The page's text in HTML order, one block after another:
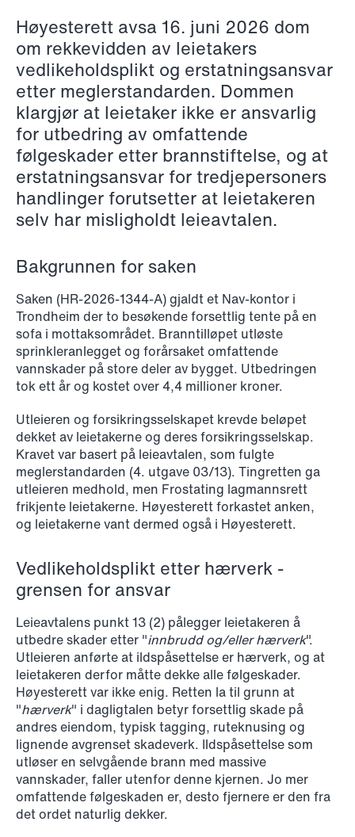
Copenhagen
Read more
NEWS
Schjødt Nordic Competition Outlook
Read more
NEWS
Privacy Corner
Read more
Høyesterett avsa 16. juni 2026 dom
om rekkevidden av leietakers
vedlikeholdsplikt og erstatningsansvar
etter meglerstandarden. Dommen
klargjør at leietaker ikke er ansvarlig
for utbedring av omfattende
følgeskader etter brannstiftelse, og at
erstatningsansvar for tredjepersoners
handlinger forutsetter at leietakeren
selv har misligholdt leieavtalen.
Bakgrunnen for saken
Saken (HR-2026-1344-A) gjaldt et Nav-kontor i
Trondheim der to besøkende forsettlig tente på en
sofa i mottaksområdet. Branntilløpet utløste
sprinkleranlegget og forårsaket omfattende
vannskader på store deler av bygget. Utbedringen
tok ett år og kostet over 4,4 millioner kroner.
Utleieren og forsikringsselskapet krevde beløpet
dekket av leietakerne og deres forsikringsselskap.
Kravet var basert på leieavtalen, som fulgte
meglerstandarden (4. utgave 03/13). Tingretten ga
utleieren medhold, men Frostating lagmannsrett
frikjente leietakerne. Høyesterett forkastet anken,
og leietakerne vant dermed også i Høyesterett.
Vedlikeholdsplikt etter hærverk -
grensen for ansvar
Leieavtalens punkt 13 (2) pålegger leietakeren å
utbedre skader etter "innbrudd og/eller hærverk".
Utleieren anførte at ildspåsettelse er hærverk, og at
leietakeren derfor måtte dekke alle følgeskader.
Høyesterett var ikke enig. Retten la til grunn at
"hærverk" i dagligtalen betyr forsettlig skade på
andres eiendom, typisk tagging, ruteknusing og
lignende avgrenset skadeverk. Ildspåsettelse som
utløser en selvgående brann med massive
vannskader, faller utenfor denne kjernen. Jo mer
omfattende følgeskaden er, desto fjernere er den fra
det ordet naturlig dekker.